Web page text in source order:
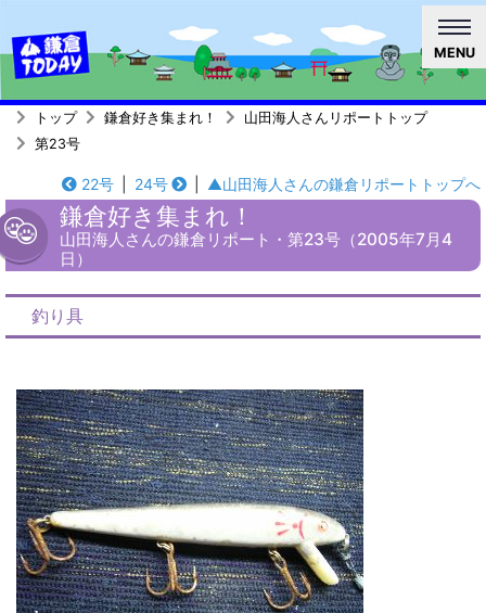
MENU
トップ 鎌倉好き集まれ！
山田海人さんリポートトップ
第23号
22号 24号 ▲山田海人さんの鎌倉リポートトップへ
鎌倉好き集まれ！
山田海人さんの鎌倉リポート・第23号（2005年7月4
日）
釣り具